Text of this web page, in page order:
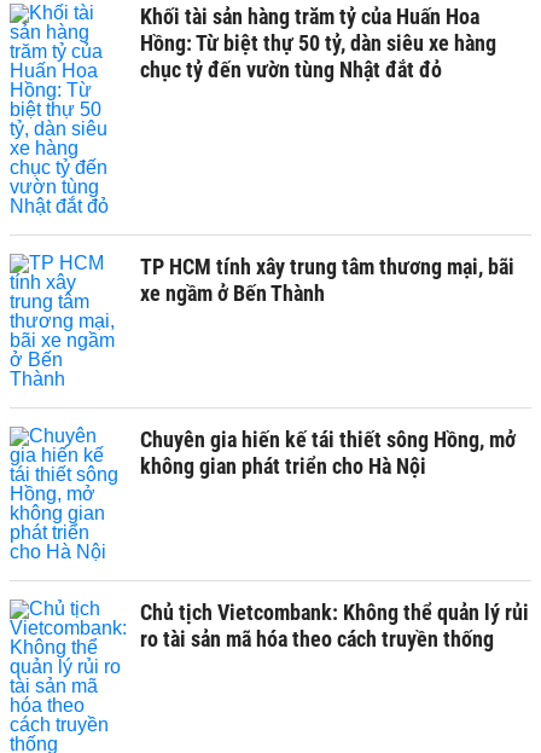
Khối tài sản hàng trăm tỷ của Huấn Hoa
Hồng: Từ biệt thự 50 tỷ, dàn siêu xe hàng
chục tỷ đến vườn tùng Nhật đắt đỏ
TP HCM tính xây trung tâm thương mại, bãi
xe ngầm ở Bến Thành
Chuyên gia hiến kế tái thiết sông Hồng, mở
không gian phát triển cho Hà Nội
Chủ tịch Vietcombank: Không thể quản lý rủi
ro tài sản mã hóa theo cách truyền thống